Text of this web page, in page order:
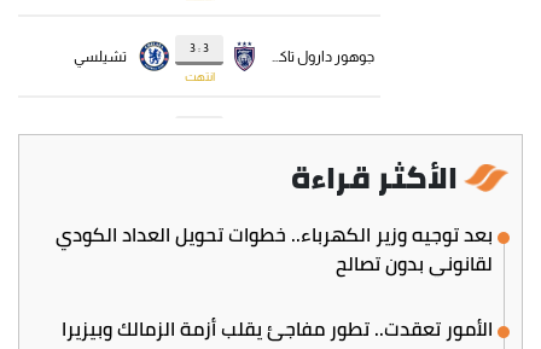
الأكثر قراءة
بعد توجيه وزير الكهرباء.. خطوات تحويل العداد الكودي
لقانوني بدون تصالح
الأمور تعقدت.. تطور مفاجئ يقلب أزمة الزمالك وبيزيرا